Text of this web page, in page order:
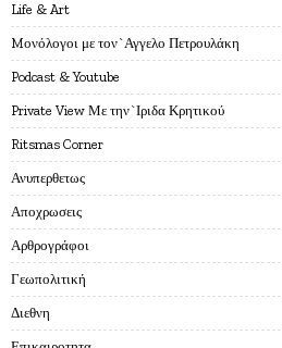
Life & Art
Mονόλογοι με τον`Αγγελο Πετρουλάκη
Podcast & Youtube
Private View Με την`Ιριδα Κρητικού
Ritsmas Corner
Ανυπερθετως
Αποχρωσεις
Αρθρογράφοι
Γεωπολιτική
Διεθνη